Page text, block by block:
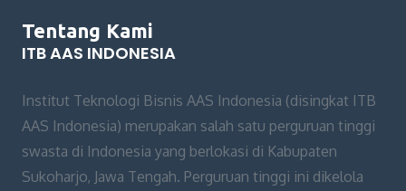
Tentang Kami
ITB AAS INDONESIA
Institut Teknologi Bisnis AAS Indonesia (disingkat ITB
AAS Indonesia) merupakan salah satu perguruan tinggi
swasta di Indonesia yang berlokasi di Kabupaten
Sukoharjo, Jawa Tengah. Perguruan tinggi ini dikelola